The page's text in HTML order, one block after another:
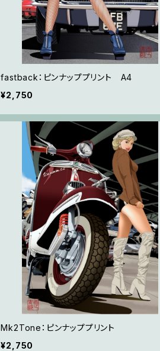
fastback：ピンナッププリント A4
¥2,750
Mk2Tone：ピンナッププリント
¥2,750